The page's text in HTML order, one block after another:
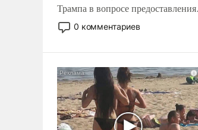
Трампа в вопросе предоставления
вооружений своим нанимателям.
Вероятно, кому-то из тех, кто
продемонстрировать, что Украина
вступила в вооруженное
противостояние с Ираном.
0 комментариев